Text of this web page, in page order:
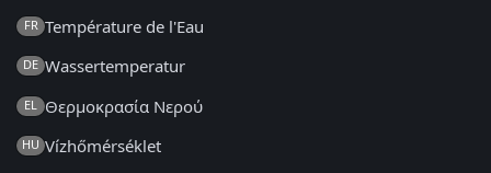
FR Température de l'Eau
DE Wassertemperatur
EL Θερμοκρασία Νερού
HU Vízhőmérséklet